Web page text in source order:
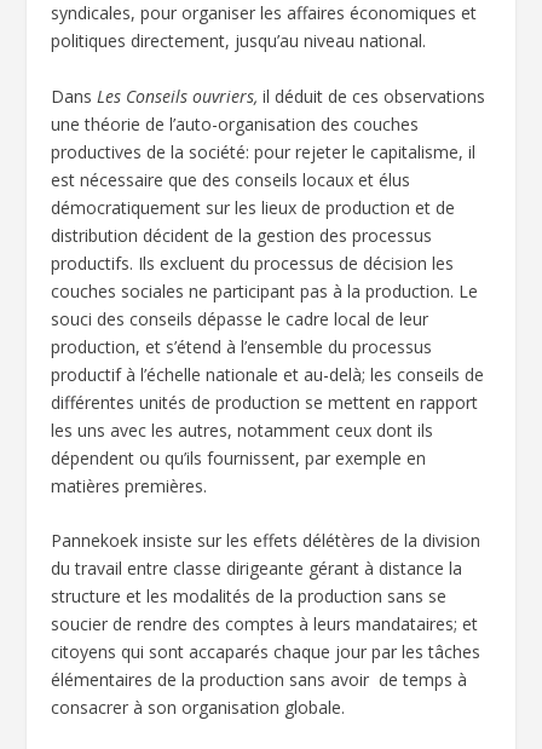
syndicales, pour organiser les affaires économiques et
politiques directement, jusqu’au niveau national.
Dans Les Conseils ouvriers, il déduit de ces observations
une théorie de l’auto-organisation des couches
productives de la société: pour rejeter le capitalisme, il
est nécessaire que des conseils locaux et élus
démocratiquement sur les lieux de production et de
distribution décident de la gestion des processus
productifs. Ils excluent du processus de décision les
couches sociales ne participant pas à la production. Le
souci des conseils dépasse le cadre local de leur
production, et s’étend à l’ensemble du processus
productif à l’échelle nationale et au-delà; les conseils de
différentes unités de production se mettent en rapport
les uns avec les autres, notamment ceux dont ils
dépendent ou qu’ils fournissent, par exemple en
matières premières.
Pannekoek insiste sur les effets délétères de la division
du travail entre classe dirigeante gérant à distance la
structure et les modalités de la production sans se
soucier de rendre des comptes à leurs mandataires; et
citoyens qui sont accaparés chaque jour par les tâches
élémentaires de la production sans avoir de temps à
consacrer à son organisation globale.